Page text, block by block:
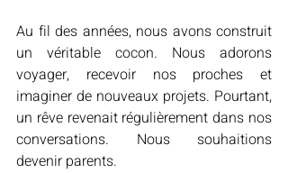
Au fil des années, nous avons construit
un véritable cocon. Nous adorons
voyager, recevoir nos proches et
imaginer de nouveaux projets. Pourtant,
un rêve revenait régulièrement dans nos
conversations. Nous souhaitions
devenir parents.